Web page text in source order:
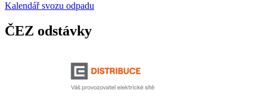
Kalendář svozu odpadu
ČEZ odstávky